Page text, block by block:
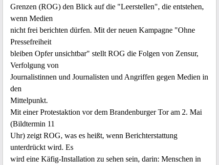
Grenzen (ROG) den Blick auf die "Leerstellen", die entstehen,
wenn Medien
nicht frei berichten dürfen. Mit der neuen Kampagne "Ohne
Pressefreiheit
bleiben Opfer unsichtbar" stellt ROG die Folgen von Zensur,
Verfolgung von
Journalistinnen und Journalisten und Angriffen gegen Medien in
den
Mittelpunkt.
Mit einer Protestaktion vor dem Brandenburger Tor am 2. Mai
(Bildtermin 11
Uhr) zeigt ROG, was es heißt, wenn Berichterstattung
unterdrückt wird. Es
wird eine Käfig-Installation zu sehen sein, darin: Menschen in